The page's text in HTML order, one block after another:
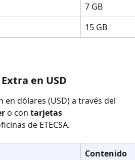
7 GB
15 GB
en USD
en dólares (USD) a través del
o con tarjetas
de ETECSA.
Contenido